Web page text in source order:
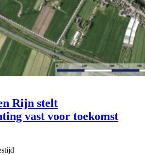
Rijn stelt
vast voor toekomst